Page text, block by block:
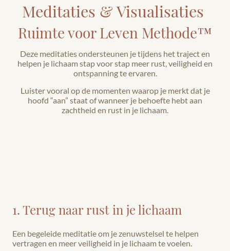
Meditaties & Visualisaties
Ruimte voor Leven Methode™
Deze meditaties ondersteunen je tijdens het traject en
helpen je lichaam stap voor stap meer rust, veiligheid en
ontspanning te ervaren.
Luister vooral op de momenten waarop je merkt dat je
hoofd “aan” staat of wanneer je behoefte hebt aan
zachtheid en rust in je lichaam.
1. Terug naar rust in je lichaam
Een begeleide meditatie om je zenuwstelsel te helpen
vertragen en meer veiligheid in je lichaam te voelen.